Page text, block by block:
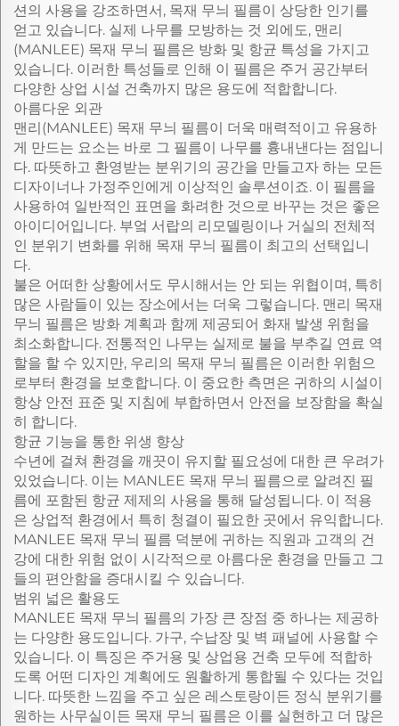
션의 사용을 강조하면서, 목재 무늬 필름이 상당한 인기를
얻고 있습니다. 실제 나무를 모방하는 것 외에도, 맨리
(MANLEE) 목재 무늬 필름은 방화 및 항균 특성을 가지고
있습니다. 이러한 특성들로 인해 이 필름은 주거 공간부터
다양한 상업 시설 건축까지 많은 용도에 적합합니다.
아름다운 외관
맨리(MANLEE) 목재 무늬 필름이 더욱 매력적이고 유용하
게 만드는 요소는 바로 그 필름이 나무를 흉내낸다는 점입니
다. 따뜻하고 환영받는 분위기의 공간을 만들고자 하는 모든
디자이너나 가정주인에게 이상적인 솔루션이죠. 이 필름을
사용하여 일반적인 표면을 화려한 것으로 바꾸는 것은 좋은
아이디어입니다. 부엌 서랍의 리모델링이나 거실의 전체적
인 분위기 변화를 위해 목재 무늬 필름이 최고의 선택입니
다.
불은 어떠한 상황에서도 무시해서는 안 되는 위협이며, 특히
많은 사람들이 있는 장소에서는 더욱 그렇습니다. 맨리 목재
무늬 필름은 방화 계획과 함께 제공되어 화재 발생 위험을
최소화합니다. 전통적인 나무는 실제로 불을 부추길 연료 역
할을 할 수 있지만, 우리의 목재 무늬 필름은 이러한 위험으
로부터 환경을 보호합니다. 이 중요한 측면은 귀하의 시설이
항상 안전 표준 및 지침에 부합하면서 안전을 보장함을 확실
히 합니다.
항균 기능을 통한 위생 향상
수년에 걸쳐 환경을 깨끗이 유지할 필요성에 대한 큰 우려가
있었습니다. 이는 MANLEE 목재 무늬 필름으로 알려진 필
름에 포함된 항균 제제의 사용을 통해 달성됩니다. 이 적용
은 상업적 환경에서 특히 청결이 필요한 곳에서 유익합니다.
MANLEE 목재 무늬 필름 덕분에 귀하는 직원과 고객의 건
강에 대한 위험 없이 시각적으로 아름다운 환경을 만들고 그
들의 편안함을 증대시킬 수 있습니다.
범위 넓은 활용도
MANLEE 목재 무늬 필름의 가장 큰 장점 중 하나는 제공하
는 다양한 용도입니다. 가구, 수납장 및 벽 패널에 사용할 수
있습니다. 이 특징은 주거용 및 상업용 건축 모두에 적합하
도록 어떤 디자인 계획에도 원활하게 통합될 수 있다는 것입
니다. 따뜻한 느낌을 주고 싶은 레스토랑이든 정식 분위기를
원하는 사무실이든 목재 무늬 필름은 이를 실현하고 더 많은